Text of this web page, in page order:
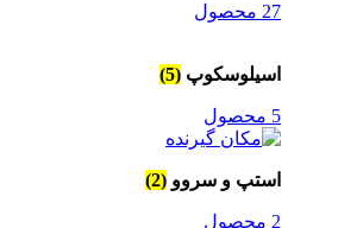
27 محصول
اسیلوسکوپ (5)
5 محصول
استپ و سروو (2)
2 محصول